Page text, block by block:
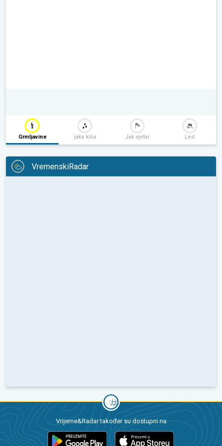
Grmljavine jaka kiša Jak vjetar Led
VremenskiRadar
Vrijeme&Radar također su dostupni na